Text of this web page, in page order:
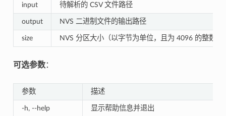
input 待解析的 CSV 文件路径
output NVS 二进制文件的输出路径
size NVS 分区大小（以字节为单位，且为 4096 的整数倍
可选参数：
参数 描述
-h, --help 显示帮助信息并退出